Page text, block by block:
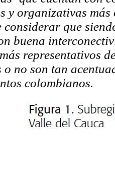
y organizativas más
que
buena
representativos
no son tan
colombianos.